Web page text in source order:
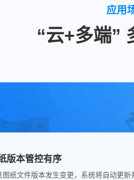
应用
“云+多端”
版本管控有序
图纸文件版本发生变更，系统将自动更